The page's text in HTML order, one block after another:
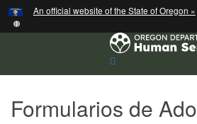
Skip
to
content
An official website of the State of Oregon »
de
Formularios de
Hidden Submit